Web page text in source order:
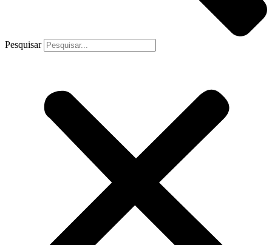
Pesquisar